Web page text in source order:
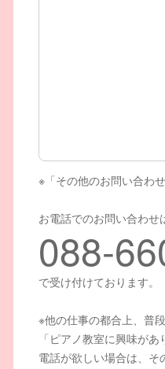
※「その他のお問い合わ
お電話でのお問い合わせ
088-
で受け付けております。
※他の仕事の都合上、普
「ピアノ教室に興味が
電話が欲しい場合は、そ